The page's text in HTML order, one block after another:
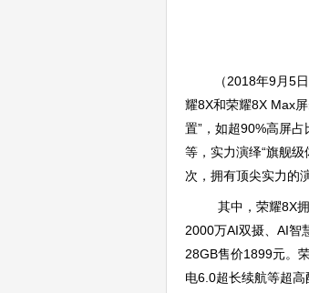
（2018年9月5
耀8X和荣耀8X Max
置”，如超90%高屏
等，实力演绎“旗舰
次，拥有顶尖实力的
其中，荣耀8X
2000万AI双摄、AI智
28GB售价1899元。
电6.0超长续航等超